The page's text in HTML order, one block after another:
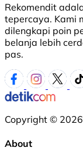
Rekomendit
tepercaya. Kami
dilengkapi poin
belanja lebih
pas.
Copyright ©
About